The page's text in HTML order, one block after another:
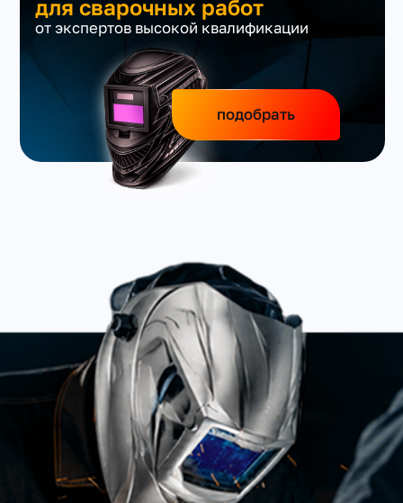
для сварочных работ
от экспертов высокой квалификации
подобрать